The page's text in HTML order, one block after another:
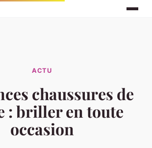
ACTU
chaussures de
: briller en toute
occasion